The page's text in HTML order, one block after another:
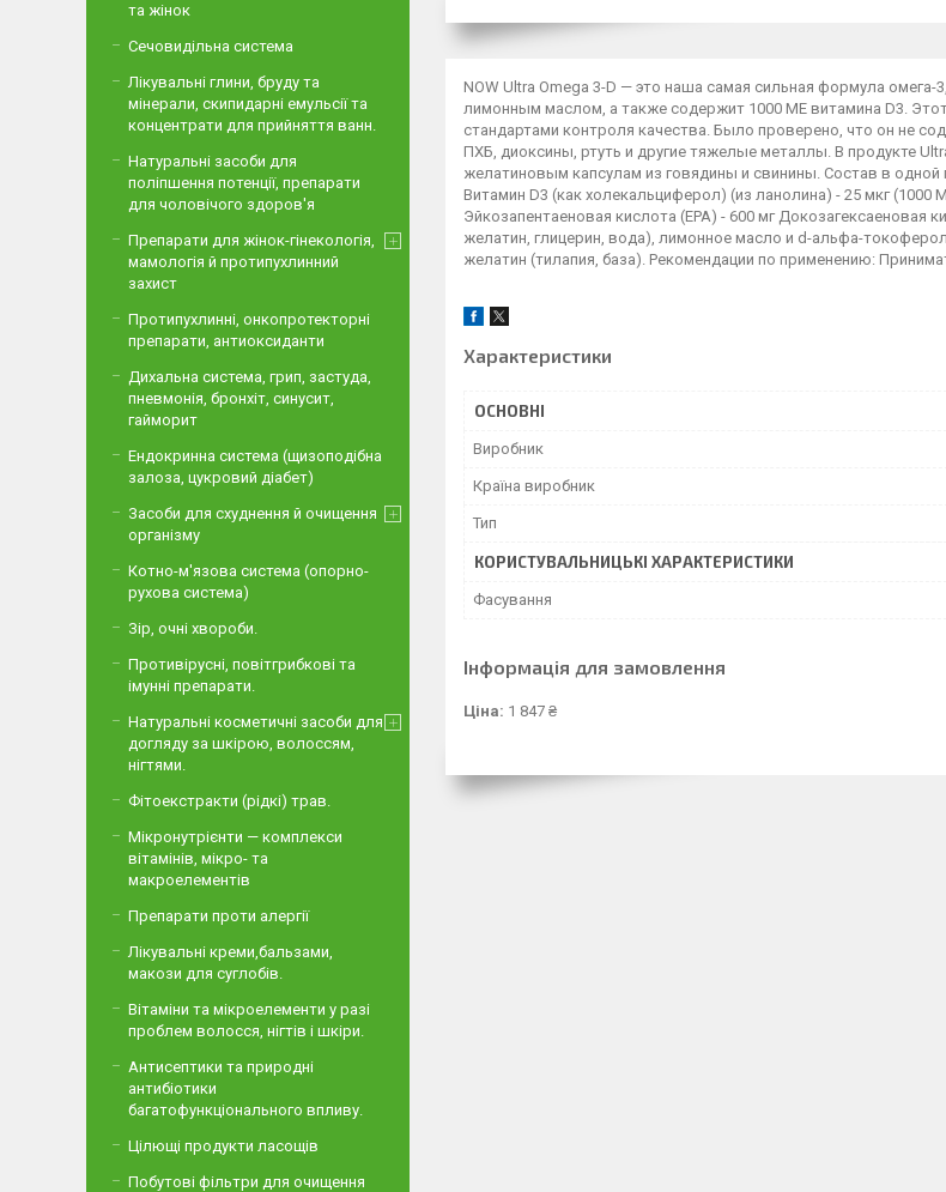
NOW Ultra Omega 3-D — это наша самая сильная формула омега-
лимонным маслом, а также содержит 1000 МЕ витамина D3.
стандартами контроля качества. Было проверено, что он не
ПХБ, диоксины, ртуть и другие тяжелые металлы. В продукте
желатиновым капсулам из говядины и свинины. Состав в одной
Витамин D3 (как холекальциферол) (из ланолина) - 25 мкг
Эйкозапентаеновая кислота (EPA) - 600 мг Докозагексаеновая
желатин, глицерин, вода), лимонное масло и d-альфа-
желатин (тилапия, база). Рекомендации по применению:
Характеристики
ОСНОВНІ
Виробник
Країна виробник
Тип
КОРИСТУВАЛЬНИЦЬКІ ХАРАКТЕРИСТИКИ
Фасування
Інформація для замовлення
Ціна: 1 847 ₴
та жінок
Сечовидільна система
Лікувальні глини, бруду та
мінерали, скипидарні емульсії та
концентрати для прийняття ванн.
Натуральні засоби для
поліпшення потенції, препарати
для чоловічого здоров'я
Препарати для жінок-гінекологія,
мамологія й протипухлинний
захист
Протипухлинні, онкопротекторні
препарати, антиоксиданти
Дихальна система, грип, застуда,
пневмонія, бронхіт, синусит,
гайморит
Ендокринна система (щизоподібна
залоза, цукровий діабет)
Засоби для схуднення й очищення
організму
Котно-м'язова система (опорно-
рухова система)
Зір, очні хвороби.
Противірусні, повітгрибкові та
імунні препарати.
Натуральні косметичні засоби для
догляду за шкірою, волоссям,
нігтями.
Фітоекстракти (рідкі) трав.
Мікронутрієнти — комплекси
вітамінів, мікро- та
макроелементів
Препарати проти алергії
Лікувальні креми,бальзами,
макози для суглобів.
Вітаміни та мікроелементи у разі
проблем волосся, нігтів і шкіри.
Антисептики та природні
антибіотики
багатофункціонального впливу.
Цілющі продукти ласощів
Побутові фільтри для очищення